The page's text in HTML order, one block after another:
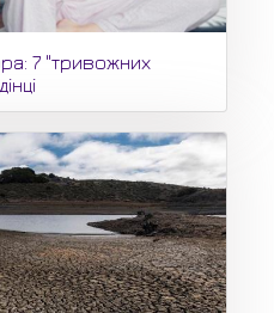
7 "тривожних